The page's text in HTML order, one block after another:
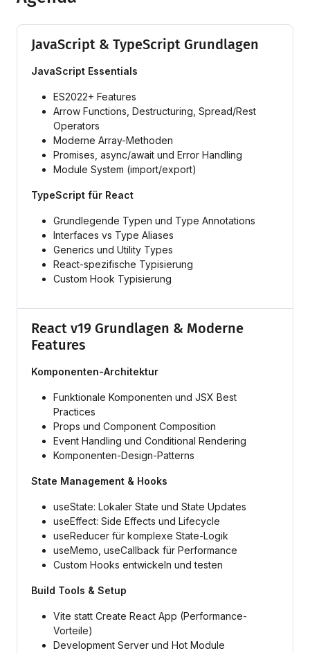
JavaScript & TypeScript Grundlagen
JavaScript Essentials
ES2022+ Features
Arrow Functions, Destructuring, Spread/Rest
Operators
Moderne Array-Methoden
Promises, async/await und Error Handling
Module System (import/export)
TypeScript für React
Grundlegende Typen und Type Annotations
Interfaces vs Type Aliases
Generics und Utility Types
React-spezifische Typisierung
Custom Hook Typisierung
React v19 Grundlagen & Moderne
Features
Komponenten-Architektur
Funktionale Komponenten und JSX Best
Practices
Props und Component Composition
Event Handling und Conditional Rendering
Komponenten-Design-Patterns
State Management & Hooks
useState: Lokaler State und State Updates
useEffect: Side Effects und Lifecycle
useReducer für komplexe State-Logik
useMemo, useCallback für Performance
Custom Hooks entwickeln und testen
Build Tools & Setup
Vite statt Create React App (Performance-
Vorteile)
Development Server und Hot Module